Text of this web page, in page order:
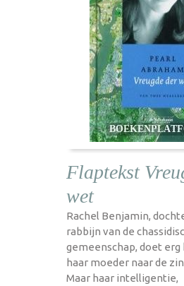
Flaptekst
wet
Rachel Benjamin,
rabbijn van de
gemeenschap, doet erg
haar moeder naar de
Maar haar intelligentie,